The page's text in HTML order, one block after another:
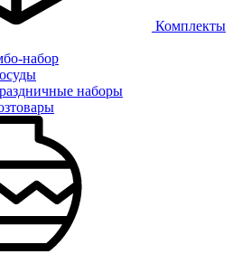
Комплекты
набор
наборы